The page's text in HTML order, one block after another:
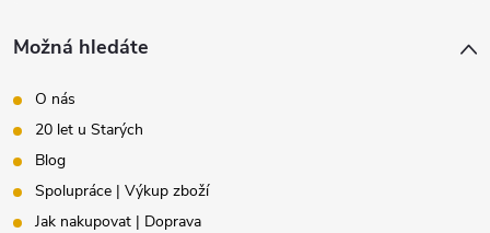
Možná hledáte
O nás
20 let u Starých
Blog
Spolupráce | Výkup zboží
Jak nakupovat | Doprava